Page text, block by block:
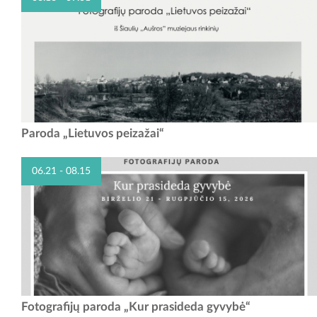
Raudondvario pilyje įsikūrusiame Kauno rajono muziejuje nuo 2026 m.
„Lietuvos peizažai“ iš Šiaulių...
Paroda „Lietuvos peizažai“
06.21 - 08.15
FOTOGRAFIJŲ PARODA „KUR PRASIDEDA GYVYBĖ“ Birželio 21
Fotografijų paroda „Kur prasideda gyvybė“